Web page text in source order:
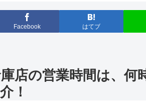
Facebook はてブ
店の営業時間は、何
！